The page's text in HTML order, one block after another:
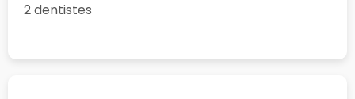
2 dentistes